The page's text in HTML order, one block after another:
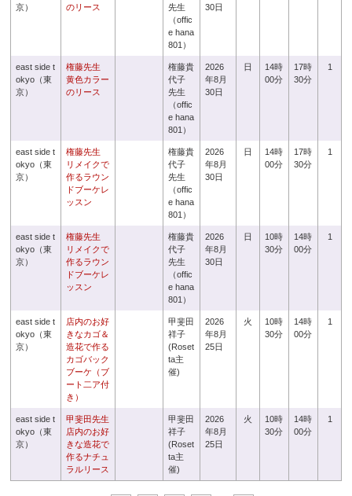
京）
のリース
先生
（offic
e hana
801）
30日
east side t
okyo（東
京）
権藤先生
黄色カラー
のリース
権藤貴
代子
先生
（offic
e hana
801）
2026
年8月
30日
日
14時
00分
17時
30分
1
east side t
okyo（東
京）
権藤先生
リメイクで
作るラウン
ドブーケレ
ッスン
権藤貴
代子
先生
（offic
e hana
801）
2026
年8月
30日
日
14時
00分
17時
30分
1
east side t
okyo（東
京）
権藤先生
リメイクで
作るラウン
ドブーケレ
ッスン
権藤貴
代子
先生
（offic
e hana
801）
2026
年8月
30日
日
10時
30分
14時
00分
1
east side t
okyo（東
京）
店内のお好
きなカゴ＆
造花で作る
カゴバック
ブーケ（ブ
ート二ア付
き）
甲斐田
祥子
(Roset
ta主
催)
2026
年8月
25日
火
10時
30分
14時
00分
1
east side t
okyo（東
京）
甲斐田先生
店内のお好
きな造花で
作るナチュ
ラルリース
甲斐田
祥子
(Roset
ta主
催)
2026
年8月
25日
火
10時
30分
14時
00分
1